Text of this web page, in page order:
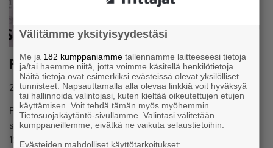
Pirkkalan Yrittäjät: Road Show
25.4.2023 klo 09:05 Tapahtuma
Pirkkalan Yrittäjien perinteinen ja suosittu Road Show
starttaa jälleen! Torstaina 15.6.2023 lähtö Suupantorilta klo
12.00 ja päätteenä herkullinen ruokailu Bufferissa,…
Välitämme yksityisyydestäsi
Me ja 182 kumppaniamme tallennamme laitteeseesi tietoja
ja/tai haemme niitä, jotta voimme käsitellä henkilötietoja.
Näitä tietoja ovat esimerkiksi evästeissä olevat yksilölliset
tunnisteet. Napsauttamalla alla olevaa linkkiä voit hyväksyä
tai hallinnoida valintojasi, kuten kieltää oikeutettujen etujen
käyttämisen. Voit tehdä tämän myös myöhemmin
Tietosuojakäytäntö-sivullamme. Valintasi välitetään
kumppaneillemme, eivätkä ne vaikuta selaustietoihin.
Evästeiden mahdolliset käyttötarkoitukset: